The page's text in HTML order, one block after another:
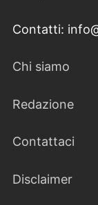
Contatti:
Chi siamo
Redazione
Contattaci
Disclaimer